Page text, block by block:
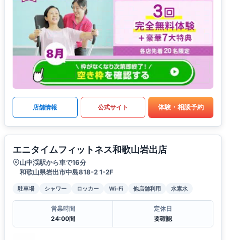
店舗情報 公式サイト 体験・相談予約
エニタイムフィットネス和歌山岩出店
山中渓駅から車で16分
和歌山県岩出市中島818-2 1-2F
駐車場 シャワー ロッカー Wi-Fi 他店舗利用 水素水
営業時間
24:00間
定休日
要確認